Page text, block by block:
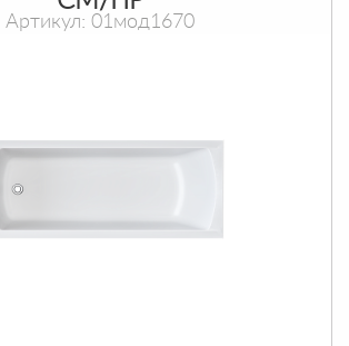
Артикул: 01мод1670